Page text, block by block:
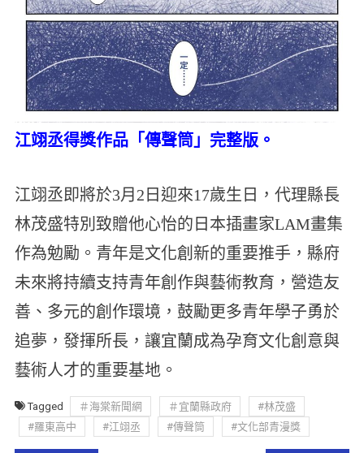
江翊丞得獎作品「傳聲筒」完整版。
江翊丞即將於3月2日迎來17歲生日，代理縣長
林茂盛特別致贈他心怡的日本插畫家LAM畫集
作為勉勵。青年是文化創新的重要推手，縣府
未來將持續支持青年創作與藝術教育，營造友
善、多元的創作環境，鼓勵更多青年學子勇於
追夢，發揮所長，讓宜蘭成為孕育文化創意與
藝術人才的重要基地。
Tagged ＃海棠新聞網 ＃宜蘭縣政府
#林茂盛
#羅東高中
#江翊丞 #傳聲筒 #文化部青漫獎